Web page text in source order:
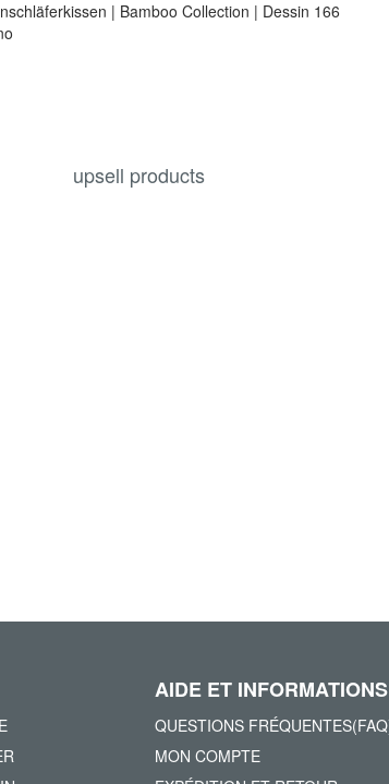
| Bamboo Collection | Dessin 166
upsell products
AIDE ET INFORMATIONS
QUESTIONS
MON COMPTE